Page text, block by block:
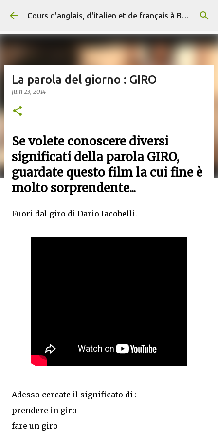
Accéder au contenu principal Cours d'anglais, d'italien et de français à Briançon et en ligne (+ 33) 06 29 15 20 83
La parola del giorno : GIRO
juin 23, 2014
Se volete conoscere diversi
significati della parola GIRO,
guardate questo film la cui fine è
molto sorprendente...
Fuori dal giro di Dario Iacobelli.
Adesso cercate il significato di :
prendere in giro
fare un giro